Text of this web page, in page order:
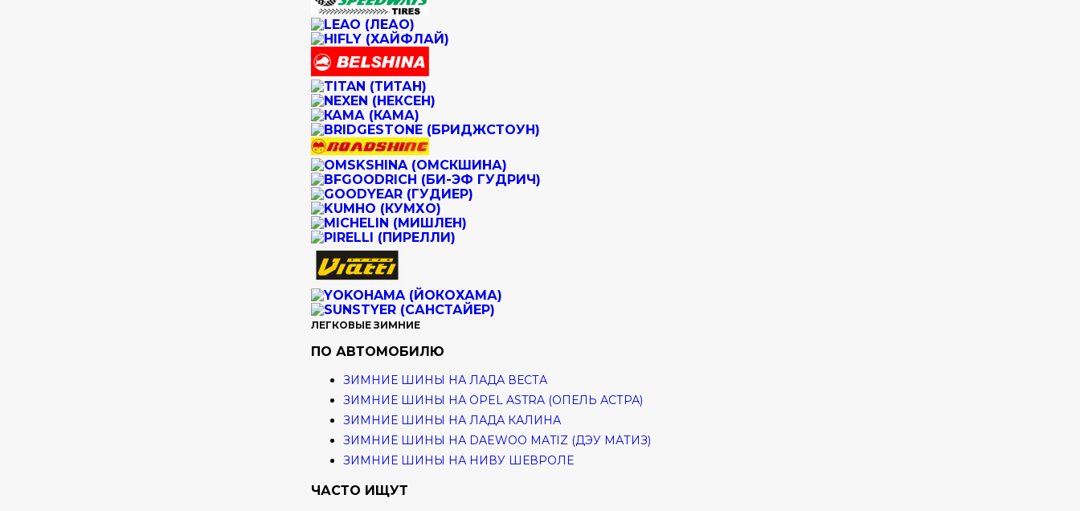
ЛЕГКОВЫЕ ЗИМНИЕ
ПО АВТОМОБИЛЮ
ЗИМНИЕ ШИНЫ НА ЛАДА ВЕСТА
ЗИМНИЕ ШИНЫ НА OPEL ASTRA (ОПЕЛЬ АСТРА)
ЗИМНИЕ ШИНЫ НА ЛАДА КАЛИНА
ЗИМНИЕ ШИНЫ НА DAEWOO MATIZ (ДЭУ МАТИЗ)
ЗИМНИЕ ШИНЫ НА НИВУ ШЕВРОЛЕ
ЧАСТО ИЩУТ